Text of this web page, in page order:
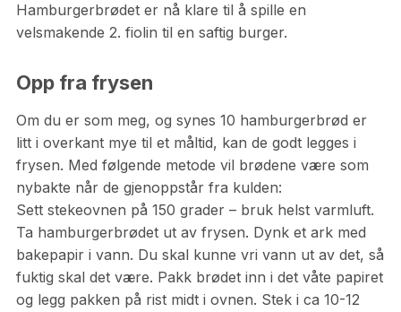
Hamburgerbrødet er nå klare til å spille en
velsmakende 2. fiolin til en saftig burger.
Opp fra frysen
Om du er som meg, og synes 10 hamburgerbrød er
litt i overkant mye til et måltid, kan de godt legges i
frysen. Med følgende metode vil brødene være som
nybakte når de gjenoppstår fra kulden:
Sett stekeovnen på 150 grader – bruk helst varmluft.
Ta hamburgerbrødet ut av frysen. Dynk et ark med
bakepapir i vann. Du skal kunne vri vann ut av det, så
fuktig skal det være. Pakk brødet inn i det våte papiret
og legg pakken på rist midt i ovnen. Stek i ca 10-12